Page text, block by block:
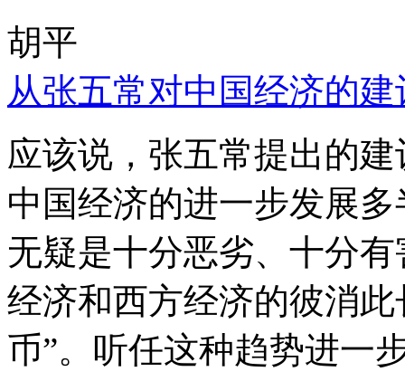
胡平
从张五常对中国经济的
应该说，张五常提出的
中国经济的进一步发展
无疑是十分恶劣、十分
经济和西方经济的彼消
币”。听任这种趋势进一